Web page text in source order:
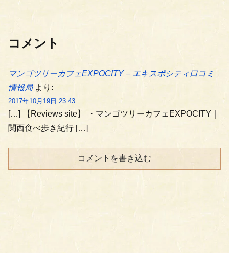
コメント
マンゴツリーカフェEXPOCITY – エキスポシティ口コミ
情報局 より:
2017年10月19日 23:43
[…] 【Reviews site】 ・マンゴツリーカフェEXPOCITY｜
関西食べ歩き紀行 […]
コメントを書き込む